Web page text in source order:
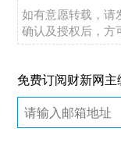
如有意愿转载，请
确认及授权后，方
免费订阅财新网